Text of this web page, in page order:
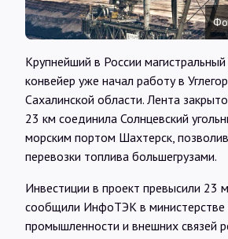
О нас
Крупнейший в России магистральный
конвейер уже начал работу в
Сахалинской области. Лента
23 км соединила Солнцевский
морским портом Шахтерск,
перевозки топлива большегрузами.
Инвестиции в проект превысили 23
сообщили ИнфоТЭК в министерстве
промышленности и внешних связей